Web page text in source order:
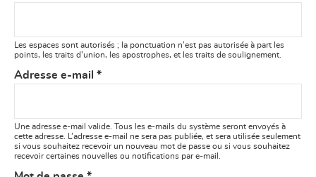
Les espaces sont autorisés ; la ponctuation n’est pas autorisée à part les
points, les traits d’union, les apostrophes, et les traits de soulignement.
Adresse e-mail *
Une adresse e-mail valide. Tous les e-mails du système seront envoyés à
cette adresse. L’adresse e-mail ne sera pas publiée, et sera utilisée seulement
si vous souhaitez recevoir un nouveau mot de passe ou si vous souhaitez
recevoir certaines nouvelles ou notifications par e-mail.